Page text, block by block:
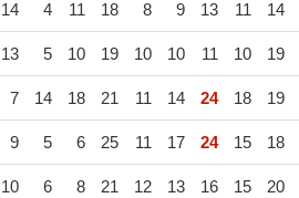
14 4 11 18 8 9 13 11 14
13 5 10 19 10 10 11 10 19
7 14 18 21 11 14 24 18 19
9 5 6 25 11 17 24 15 18
10 6 8 21 12 13 16 15 20